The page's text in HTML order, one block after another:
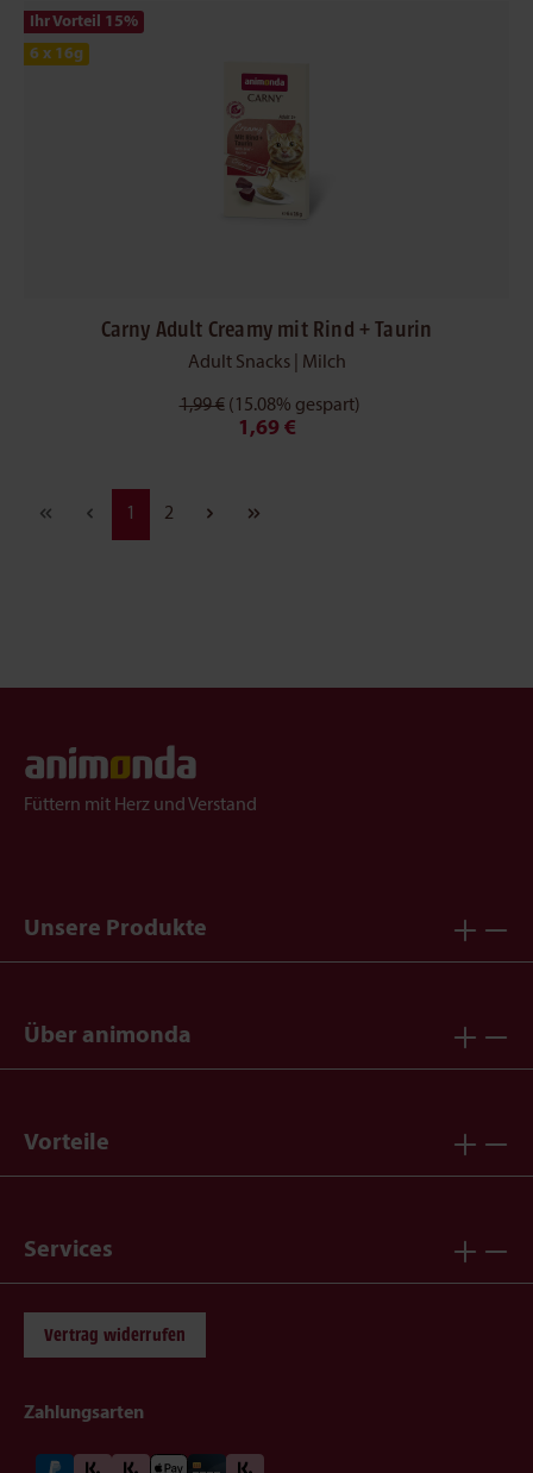
Ihr Vorteil 15%
6 x 16g
Carny Adult Creamy mit Rind + Taurin
Adult Snacks | Milch
1,99 € (15.08% gespart)
1,69 €
Seite
1 Seite
2
Füttern mit Herz und Verstand
Unsere Produkte
Über animonda
Vorteile
Services
Vertrag widerrufen
Zahlungsarten